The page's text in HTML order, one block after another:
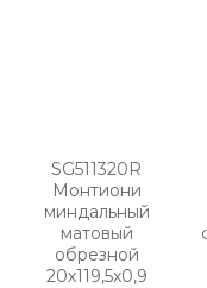
SG511320R
Монтиони
миндальный
матовый
обрезной
20х119,5x0,9